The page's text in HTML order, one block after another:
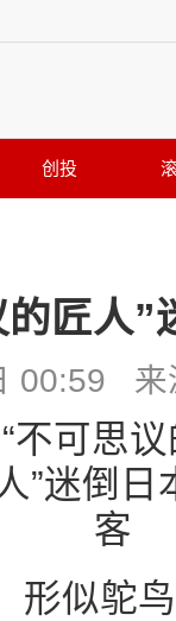
创投
匠人”
00:59
形似鸵